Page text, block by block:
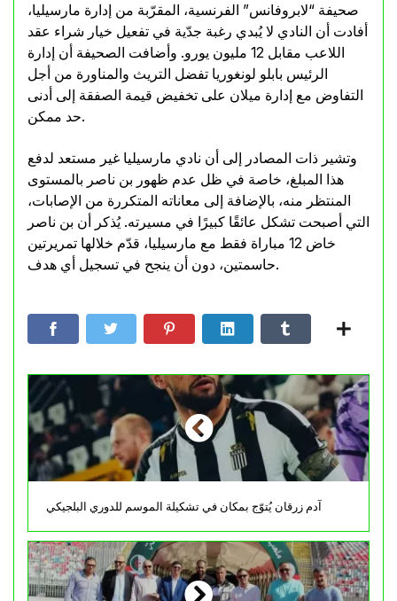
صحيفة “لابروفانس” الفرنسية، المقرّبة من إدارة مارسيليا،
أفادت أن النادي لا يُبدي رغبة جدّية في تفعيل خيار شراء عقد
اللاعب مقابل 12 مليون يورو. وأضافت الصحيفة أن إدارة
الرئيس بابلو لونغوريا تفضل التريث والمناورة من أجل
التفاوض مع إدارة ميلان على تخفيض قيمة الصفقة إلى أدنى
حد ممكن.
وتشير ذات المصادر إلى أن نادي مارسيليا غير مستعد لدفع
هذا المبلغ، خاصة في ظل عدم ظهور بن ناصر بالمستوى
المنتظر منه، بالإضافة إلى معاناته المتكررة من الإصابات،
التي أصبحت تشكل عائقًا كبيرًا في مسيرته. يُذكر أن بن ناصر
خاض 12 مباراة فقط مع مارسيليا، قدّم خلالها تمريرتين
حاسمتين، دون أن ينجح في تسجيل أي هدف.
آدم زرقان يُتوّج بمكانٍ في تشكيلة الموسم للدوري البلجيكي